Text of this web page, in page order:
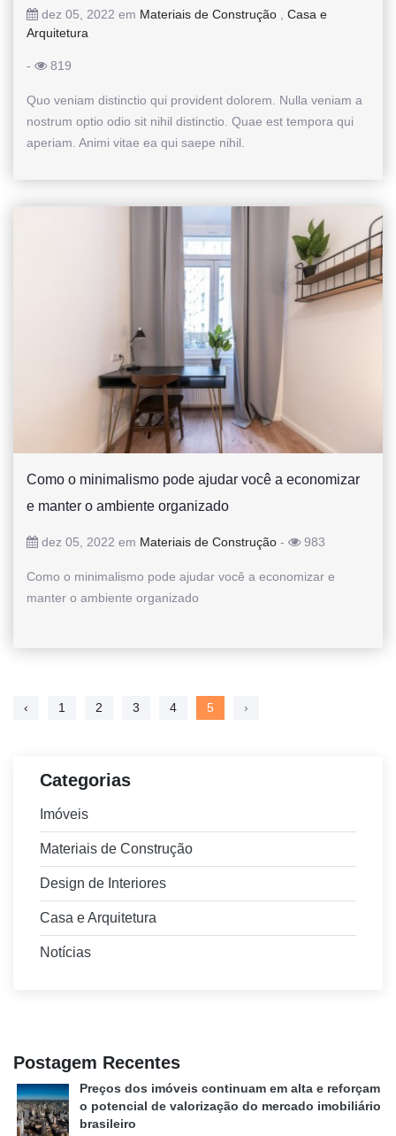
dez 05, 2022 em Materiais de Construção , Casa e
Arquitetura
- 819
Quo veniam distinctio qui provident dolorem. Nulla veniam a
nostrum optio odio sit nihil distinctio. Quae est tempora qui
aperiam. Animi vitae ea qui saepe nihil.
Como o minimalismo pode ajudar você a economizar
e manter o ambiente organizado
dez 05, 2022 em Materiais de Construção - 983
Como o minimalismo pode ajudar você a economizar e
manter o ambiente organizado
‹ 1 2 3 4 5 ›
Categorias
Imóveis
Materiais de Construção
Design de Interiores
Casa e Arquitetura
Notícias
Postagem Recentes
Preços dos imóveis continuam em alta e reforçam
o potencial de valorização do mercado imobiliário
brasileiro